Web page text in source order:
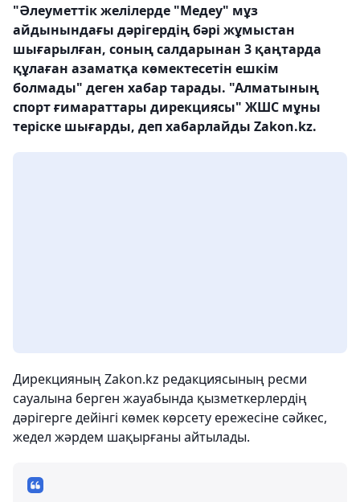
"Әлеуметтік желілерде "Медеу" мұз
айдынындағы дәрігердің бәрі жұмыстан
шығарылған, соның салдарынан 3 қаңтарда
құлаған азаматқа көмектесетін ешкім
болмады" деген хабар тарады. "Алматының
спорт ғимараттары дирекциясы" ЖШС мұны
теріске шығарды, деп хабарлайды Zakon.kz.
Дирекцияның Zakon.kz редакциясының ресми
сауалына берген жауабында қызметкерлердің
дәрігерге дейінгі көмек көрсету ережесіне сәйкес,
жедел жәрдем шақырғаны айтылады.